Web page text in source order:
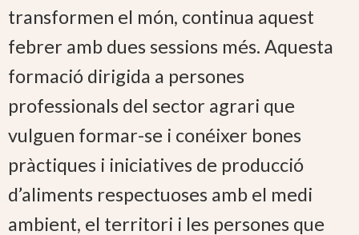
transformen el món, continua aquest
febrer amb dues sessions més. Aquesta
formació dirigida a persones
professionals del sector agrari que
vulguen formar-se i conéixer bones
pràctiques i iniciatives de producció
d’aliments respectuoses amb el medi
ambient, el territori i les persones que